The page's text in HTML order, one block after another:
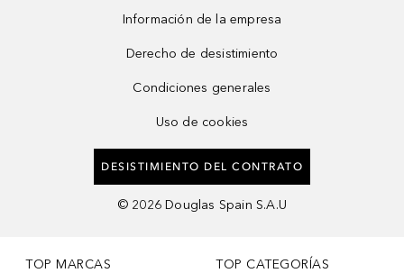
Información de la empresa
Derecho de desistimiento
Condiciones generales
Uso de cookies
DESISTIMIENTO DEL CONTRATO
© 2026 Douglas Spain S.A.U
TOP MARCAS TOP CATEGORÍAS